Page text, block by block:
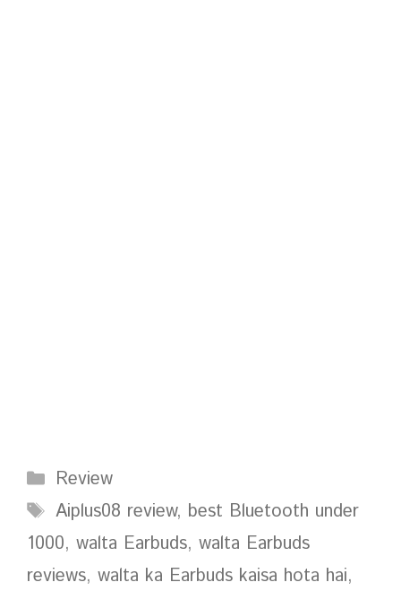
Categories
Review
Tags
Aiplus08 review, best Bluetooth under
1000, walta Earbuds, walta Earbuds
reviews, walta ka Earbuds kaisa hota hai,